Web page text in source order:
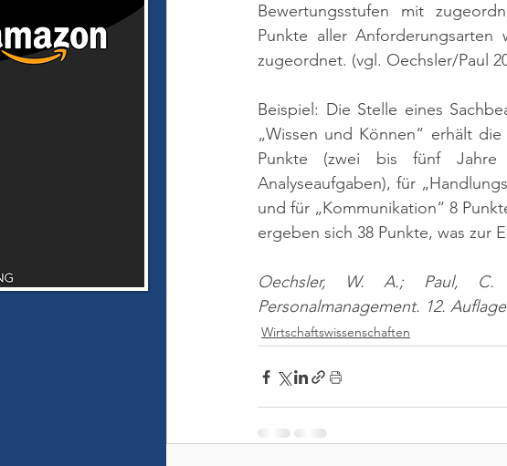
Bewertungsstufen mit
Punkte aller
zugeordnet. (vgl. Oechsler/Paul
Beispiel: Die Stelle eines
„Wissen und Können“ erhält die
Punkte (zwei bis fünf Jahre
Analyseaufgaben), für
und für „Kommunikation“ 8
ergeben sich 38 Punkte, was zur
Oechsler, W. A.; Paul, C.
Personalmanagement. 12.
Wirtschaftswissenschaften